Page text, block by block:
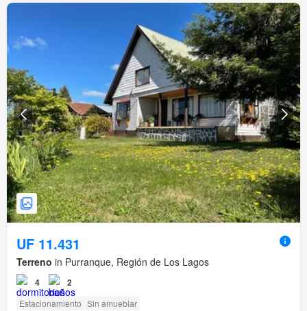
UF 11.431
Terreno in Purranque, Región de Los Lagos
4 2
Estacionamiento Sin amueblar